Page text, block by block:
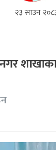
२३ साउन